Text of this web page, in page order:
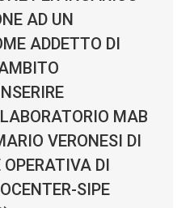
AD UN
ADDETTO DI
MAB
VERONESI DI
DI
SIPE